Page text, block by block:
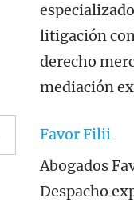
litigación
derecho
mediación ex
Favor Filii
Abogados
Despacho